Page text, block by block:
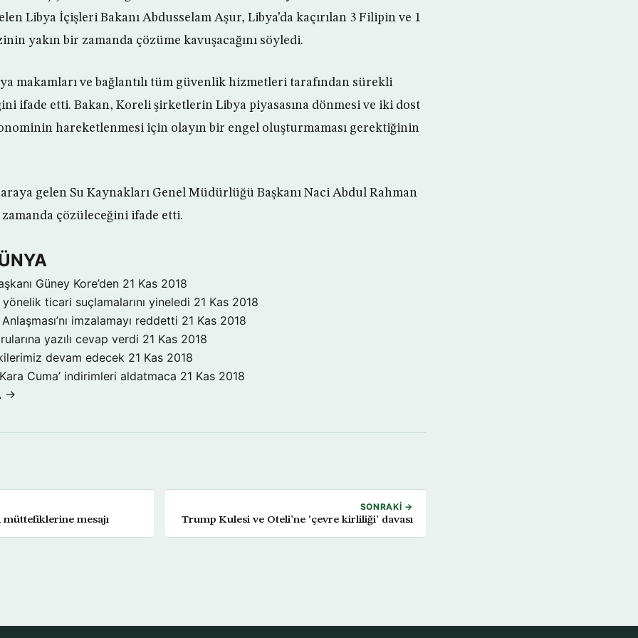
Libya İçişleri Bakanı Abdusselam Aşur, Libya’da kaçırılan 3 Filipin ve 1
yakın bir zamanda çözüme kavuşacağını söyledi.
makamları ve bağlantılı tüm güvenlik hizmetleri tarafından sürekli
ifade etti. Bakan, Koreli şirketlerin Libya piyasasına dönmesi ve iki dost
hareketlenmesi için olayın bir engel oluşturmaması gerektiğinin
gelen Su Kaynakları Genel Müdürlüğü Başkanı Naci Abdul Rahman
çözüleceğini ifade etti.
Güney Kore’den 21 Kas 2018
yönelik ticari suçlamalarını yineledi 21 Kas 2018
imzalamayı reddetti 21 Kas 2018
yazılı cevap verdi 21 Kas 2018
devam edecek 21 Kas 2018
Cuma’ indirimleri aldatmaca 21 Kas 2018
→
müttefiklerine mesajı
SONRAKI →
Trump Kulesi ve Oteli’ne ‘çevre kirliliği’ davası